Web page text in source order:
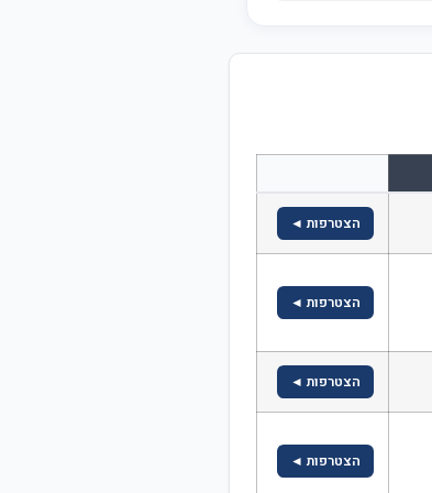
הצטרפות ◄
הצטרפות ◄
הצטרפות ◄
הצטרפות ◄